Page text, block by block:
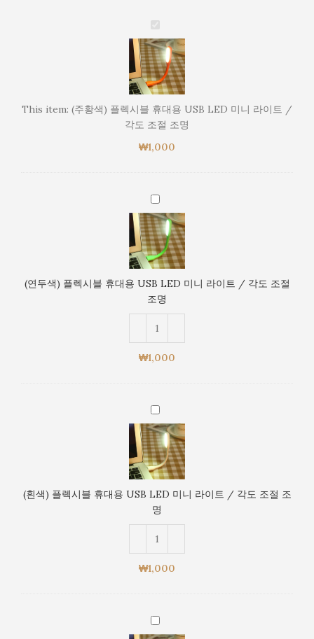
(주
황
색)
플
렉
블
휴
대
LED
니
라
이
트
/
각
도
조
절
조
This item: (주황색) 플렉시블 휴대용 USB LED 미니 라이트 /
각도 조절 조명
₩1,000
(연
두
색)
플
렉
블
휴
USB
LED
라
이
트
/
각
도
조
절
조
명
(연두색) 플렉시블 휴대용 USB LED 미니 라이트 / 각도 조절
조명
₩1,000
(흰
색)
플
렉
시
휴
대
LED
미
이
(흰색) 플렉시블 휴대용 USB LED 미니 라이트 / 각도 조절 조
명
₩1,000
(파
란